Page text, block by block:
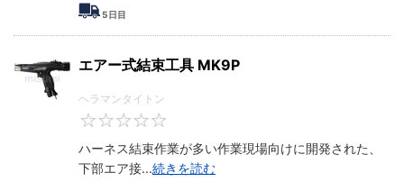
5日目
エアー式結束工具 MK9P
ヘラマンタイトン
ハーネス結束作業が多い作業現場向けに開発された、
下部エア接...続きを読む